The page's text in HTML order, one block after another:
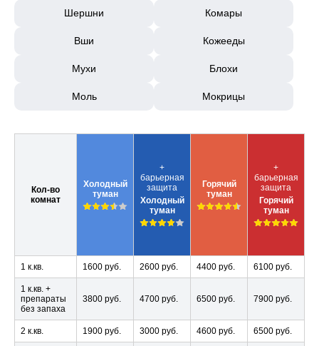
Шершни Комары
Вши Кожееды
Мухи Блохи
Моль Мокрицы
Кол-во
комнат
Холодный
туман
+
барьерная
защита
Холодный
туман
Горячий
туман
+
барьерная
защита
Горячий
туман
1 к.кв. 1600 руб. 2600 руб. 4400 руб. 6100 руб.
1 к.кв. +
препараты
без запаха
3800 руб. 4700 руб. 6500 руб. 7900 руб.
2 к.кв. 1900 руб. 3000 руб. 4600 руб. 6500 руб.